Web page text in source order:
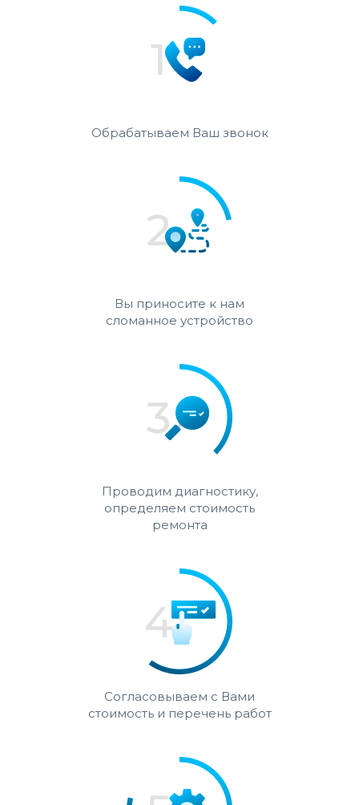
Обрабатываем Ваш звонок
Вы приносите к нам
сломанное устройство
Проводим диагностику,
определяем стоимость
ремонта
Согласовываем с Вами
стоимость и перечень работ